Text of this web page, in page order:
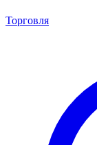
Торговля